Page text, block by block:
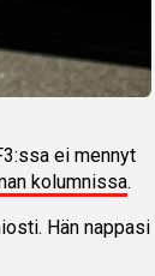
ei mennyt
kolumnissa.
Hän nappasi